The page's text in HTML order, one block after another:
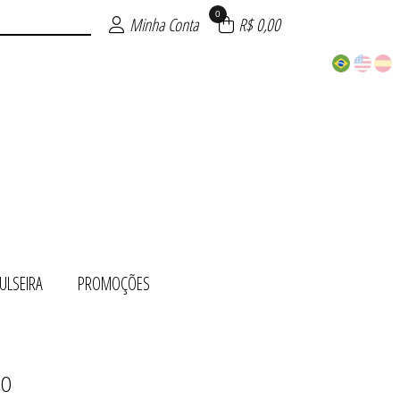
Minha Conta 0 R$ 0,00
PROMOÇÕES